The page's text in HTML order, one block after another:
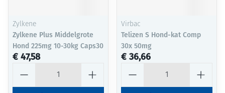
Zylkene
Zylkene Plus Middelgrote
Hond 225mg 10-30kg Caps30
€ 47,58
Virbac
Telizen S Hond-kat Comp
30x 50mg
€ 36,66